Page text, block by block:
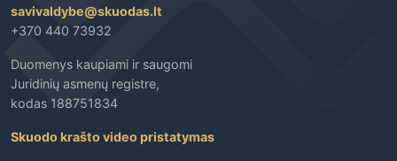
savivaldybe@skuodas.lt
+370 440 73932
Duomenys kaupiami ir saugomi
Juridinių asmenų registre,
kodas 188751834
Skuodo krašto video pristatymas